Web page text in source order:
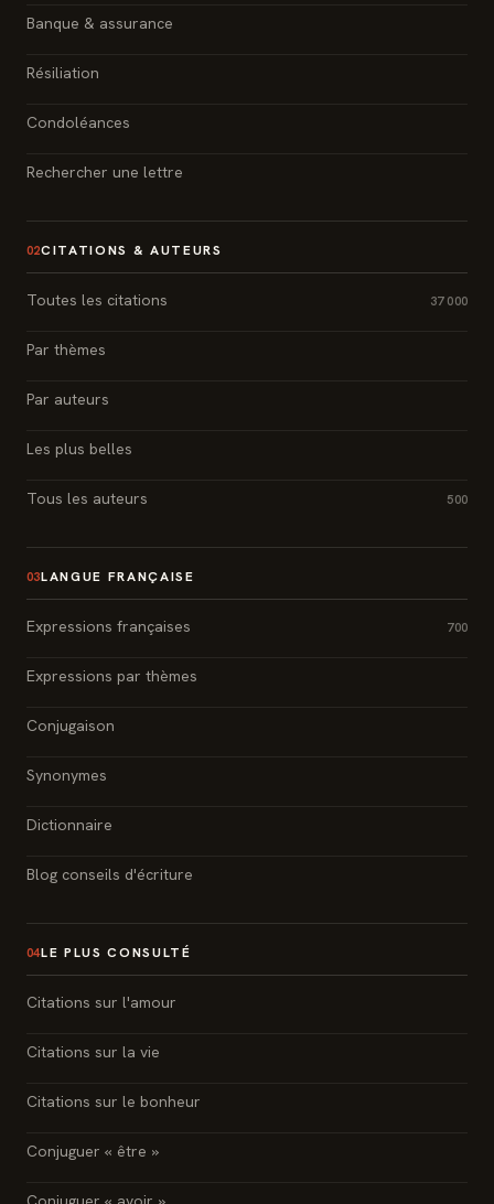
Banque & assurance
Résiliation
Condoléances
Rechercher une lettre
02CITATIONS & AUTEURS
Toutes les citations 37 000
Par thèmes
Par auteurs
Les plus belles
Tous les auteurs 500
03LANGUE FRANÇAISE
Expressions françaises 700
Expressions par thèmes
Conjugaison
Synonymes
Dictionnaire
Blog conseils d'écriture
04LE PLUS CONSULTÉ
Citations sur l'amour
Citations sur la vie
Citations sur le bonheur
Conjuguer « être »